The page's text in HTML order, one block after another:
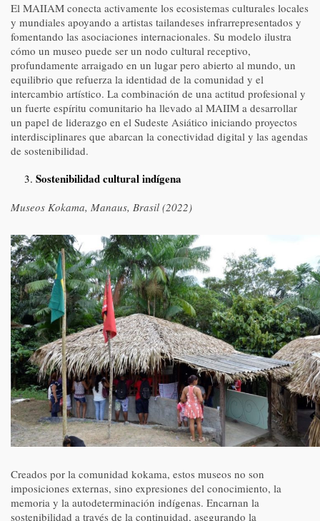
El MAIIAM conecta activamente los ecosistemas culturales locales
y mundiales apoyando a artistas tailandeses infrarrepresentados y
fomentando las asociaciones internacionales. Su modelo ilustra
cómo un museo puede ser un nodo cultural receptivo,
profundamente arraigado en un lugar pero abierto al mundo, un
equilibrio que refuerza la identidad de la comunidad y el
intercambio artístico. La combinación de una actitud profesional y
un fuerte espíritu comunitario ha llevado al MAIIM a desarrollar
un papel de liderazgo en el Sudeste Asiático iniciando proyectos
interdisciplinares que abarcan la conectividad digital y las agendas
de sostenibilidad.
Sostenibilidad cultural indígena
Museos Kokama, Manaus, Brasil (2022)
Creados por la comunidad kokama, estos museos no son
imposiciones externas, sino expresiones del conocimiento, la
memoria y la autodeterminación indígenas. Encarnan la
sostenibilidad a través de la continuidad, asegurando la